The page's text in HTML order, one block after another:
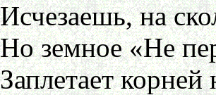
Исчезаешь, на
Но земное «Не
Заплетает